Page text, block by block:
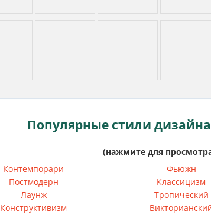
Популярные стили
(нажмите для
Контемпорари
Фьюжн
Постмодерн
Классицизм
Лаунж
Тропический
Конструктивизм